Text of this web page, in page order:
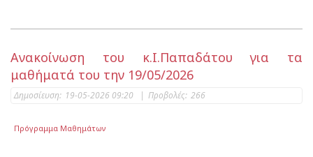
Ανακοίνωση του κ.Ι.Παπαδάτου για τα
μαθήματά του την 19/05/2026
Δημοσίευση: 19-05-2026 09:20 | Προβολές: 266
Πρόγραμμα Μαθημάτων